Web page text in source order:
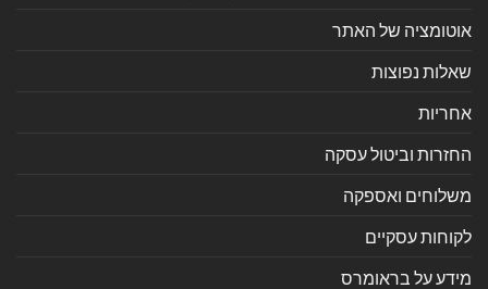
אוטומציה של האתר
שאלות נפוצות
אחריות
החזרות וביטול עסקה
משלוחים ואספקה
לקוחות עסקיים
מידע על בראומרס